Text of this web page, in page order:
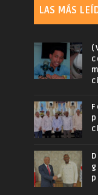
LAS MÁS